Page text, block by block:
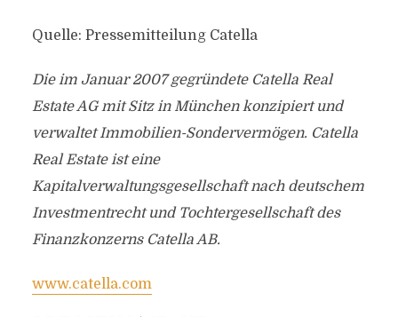
Quelle: Pressemitteilung Catella
Die im Januar 2007 gegründete Catella Real
Estate AG mit Sitz in München konzipiert und
verwaltet Immobilien-Sondervermögen. Catella
Real Estate ist eine
Kapitalverwaltungsgesellschaft nach deutschem
Investmentrecht und Tochtergesellschaft des
Finanzkonzerns Catella AB.
www.catella.com